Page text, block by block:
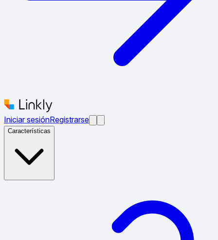
Iniciar sesiónRegistrarse
Características